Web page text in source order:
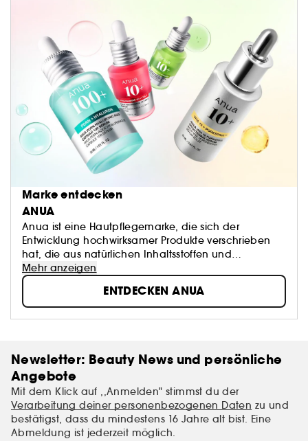
Marke entdecken
ANUA
Anua ist eine Hautpflegemarke, die sich der
Entwicklung hochwirksamer Produkte verschrieben
hat, die aus natürlichen Inhaltsstoffen und
leistungsstarken Wirkstoffen hergestellt werden.
Unsere Mission ist es, Hautprobleme mit sanften, aber
wirksamen Formeln zu behandeln. Wir hören unseren
Kunden zu und entwickeln Produkte, die genau auf
die Bedürfnisse der Haut zugeschnitten sind, mit
Mehr anzeigen
ENTDECKEN ANUA
Newsletter: Beauty News und persönliche
Angebote
Mit dem Klick auf ,,Anmelden" stimmst du der
Verarbeitung deiner personenbezogenen Daten zu und
bestätigst, dass du mindestens 16 Jahre alt bist. Eine
Abmeldung ist jederzeit möglich.